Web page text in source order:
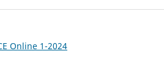
Online 1-2024